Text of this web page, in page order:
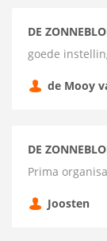
DE
goede
de Mooy
DE
Prima
Joosten